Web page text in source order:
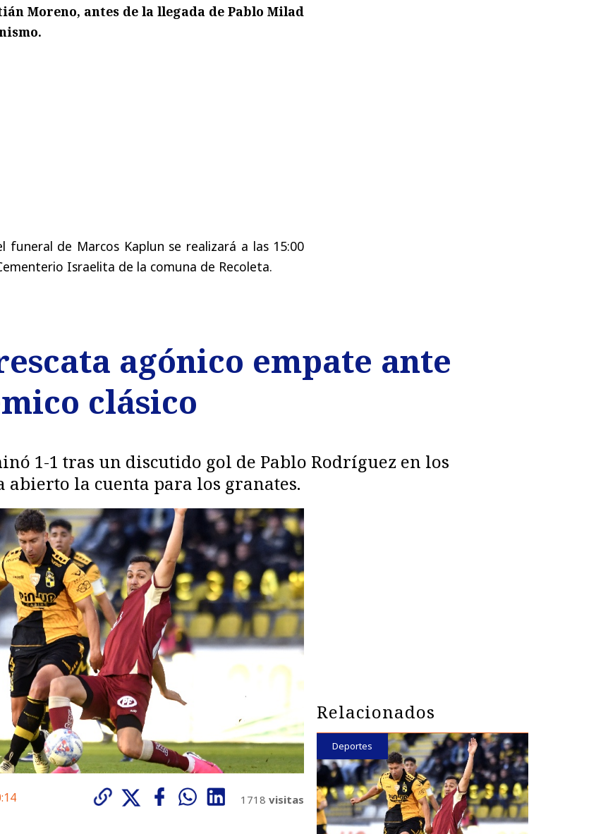
Moreno, antes de la llegada dePablo Milad
funeral de Marcos Kaplun se realizará a las 15:00
Israelita de la comuna de Recoleta.
agónico empate ante
clásico
1-1 tras un discutido gol de Pablo Rodríguez en los
abierto la cuenta para los granates.
1718 visitas
Relacionados
Deportes